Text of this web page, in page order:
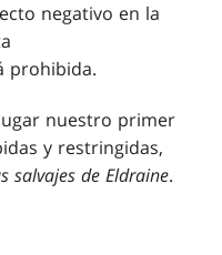
negativo en la
prohibida.
nuestro primer
y restringidas,
salvajes de Eldraine.